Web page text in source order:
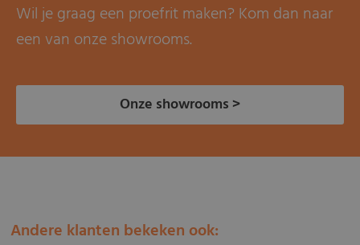
Wil je graag een proefrit maken? Kom dan naar
een van onze showrooms.
Onze showrooms >
Andere klanten bekeken ook: